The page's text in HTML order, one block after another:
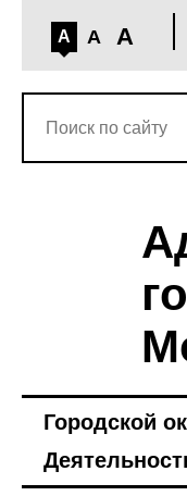
A A A
Городской